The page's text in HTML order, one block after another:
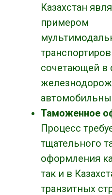
Казахстан
примером
сочетающей в
Таможенное
Процесс
тщательного
оформления
так и в
транзитных